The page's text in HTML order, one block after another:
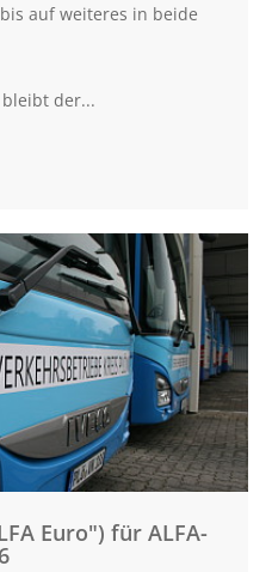
auf weiteres in beide
bleibt der...
Euro") für ALFA-